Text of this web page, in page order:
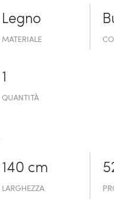
Legno
MATERIALE
1
QUANTITÀ
140 cm
LARGHEZZA